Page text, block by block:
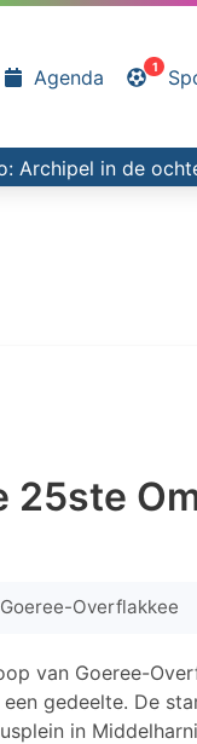
Agenda 1
Archipel in de
25ste
Goeree-Overflakkee
van Goeree-
gedeelte. De
in